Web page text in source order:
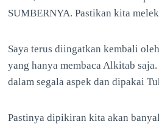
SUMBERNYA. Pastikan kita
Saya terus diingatkan kembali
yang hanya membaca Alkitab
dalam segala aspek dan dipakai
Pastinya dipikiran kita akan